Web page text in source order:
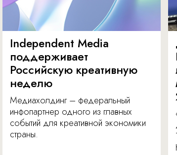
Independent Media
поддерживает
Российскую креативную
неделю
Медиахолдинг – федеральный
инфопартнер одного из главных
событий для креативной экономики
страны.